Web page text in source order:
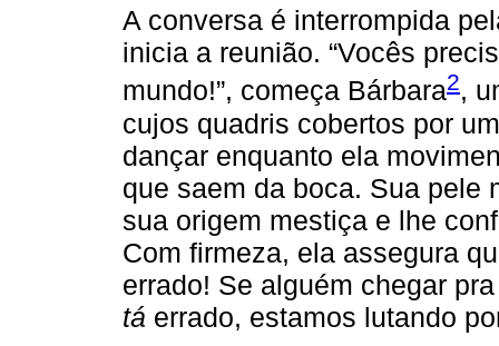
A conversa é interrompida
inicia a reunião. “Vocês
mundo!”, começa Bárbara2,
cujos quadris cobertos por
dançar enquanto ela
que saem da boca. Sua pele
sua origem mestiça e lhe
Com firmeza, ela assegura
errado! Se alguém chegar
tá errado, estamos lutando